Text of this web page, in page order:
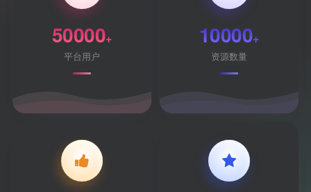
50000+
平台用户
10000+
资源数量